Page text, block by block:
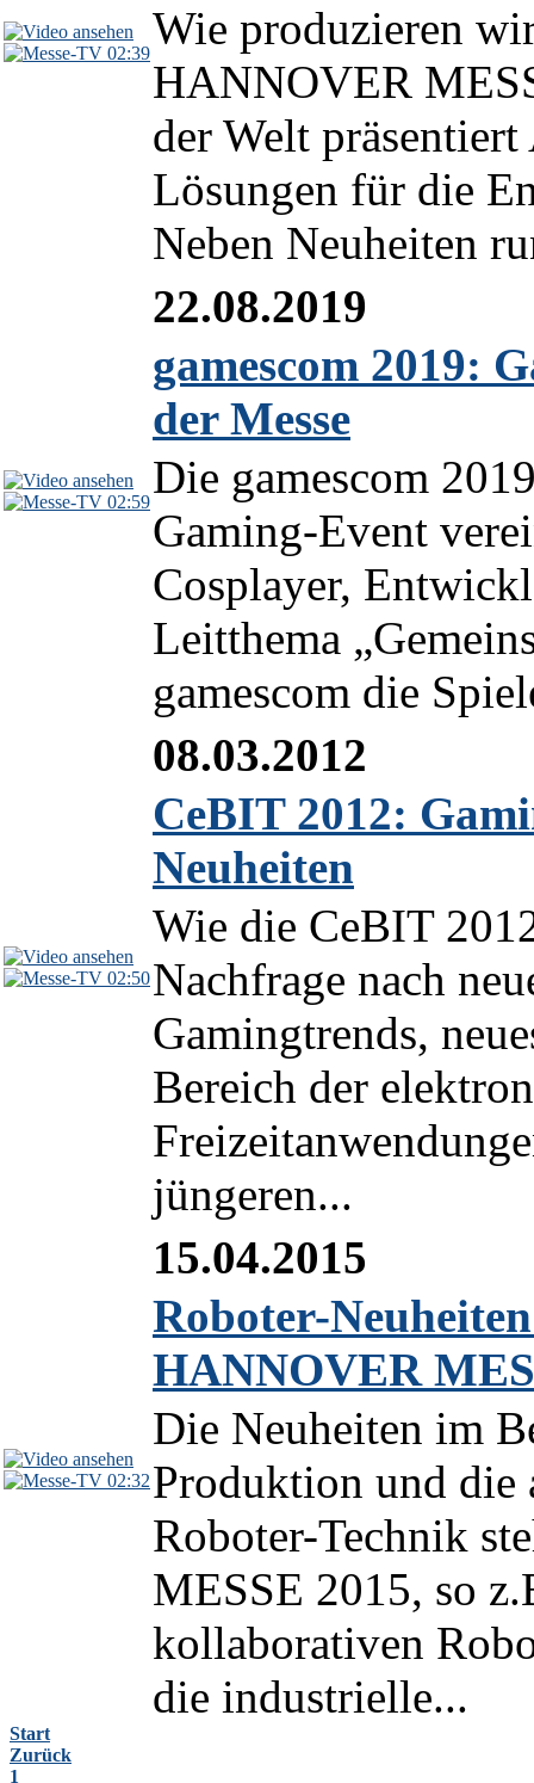
02:39Wie produzieren
HANNOVER
der Welt
Lösungen für die
Neben Neuheiten
02:59
22.08.2019
gamescom 2019:
der Messe
Die gamescom
Gaming-Event
Cosplayer,
Leitthema
gamescom die
02:50
08.03.2012
CeBIT 2012:
Neuheiten
Wie die CeBIT
Nachfrage nach
Gamingtrends,
Bereich der
jüngeren...
02:32
15.04.2015
Roboter-
HANNOVER
Die Neuheiten im
Produktion und die
Roboter-Technik
MESSE 2015, so
kollaborativen
die industrielle...
Start
Zurück
1